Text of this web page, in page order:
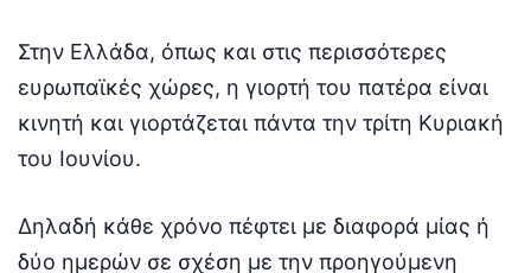
Στην Ελλάδα, όπως και στις περισσότερες
ευρωπαϊκές χώρες, η γιορτή του πατέρα είναι
κινητή και γιορτάζεται πάντα την τρίτη Κυριακή
του Ιουνίου.
Δηλαδή κάθε χρόνο πέφτει με διαφορά μίας ή
δύο ημερών σε σχέση με την προηγούμενη